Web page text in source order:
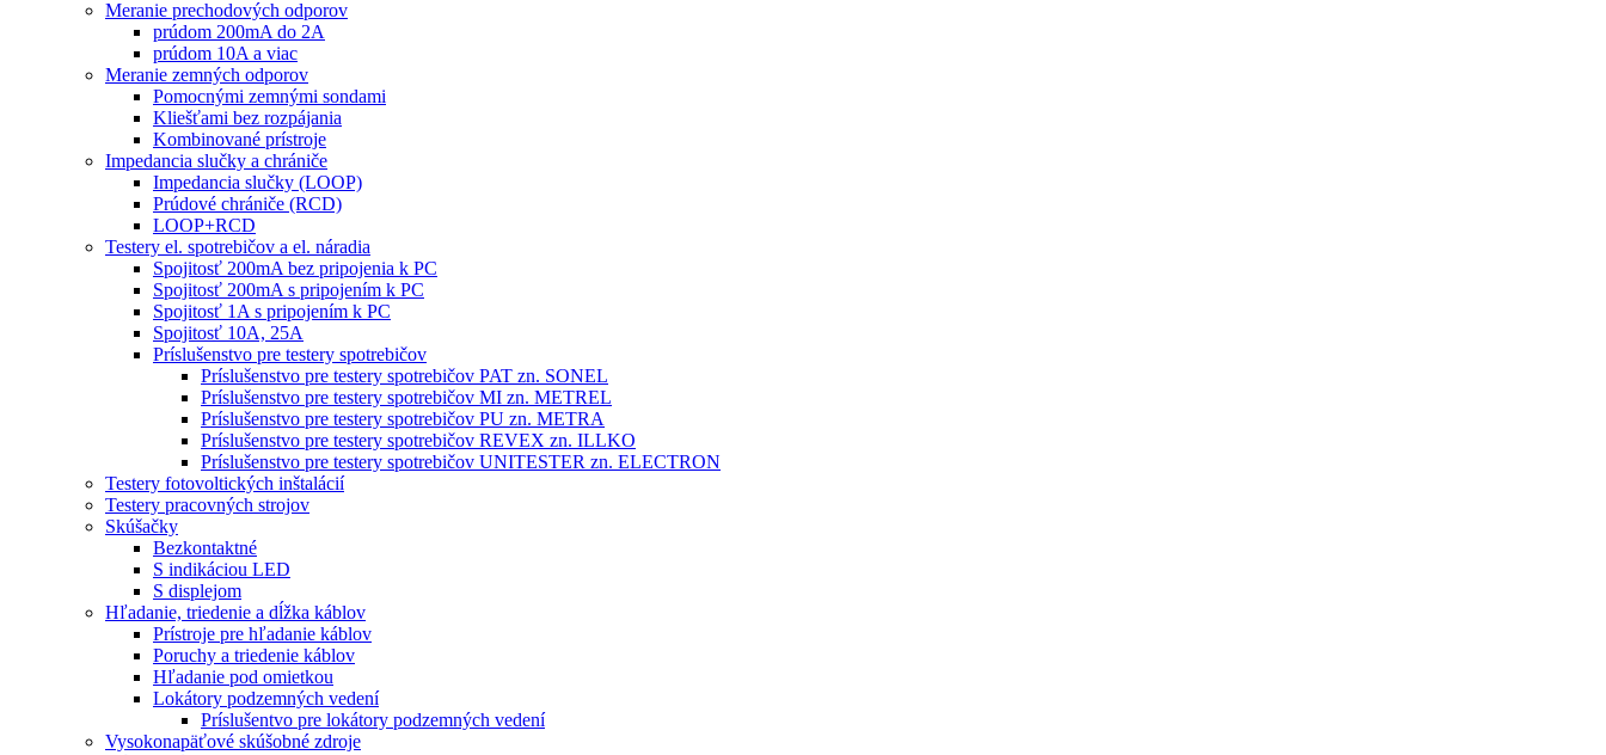
Meranie prechodových odporov
prúdom 200mA do 2A
prúdom 10A a viac
Meranie zemných odporov
Pomocnými zemnými sondami
Kliešťami bez rozpájania
Kombinované prístroje
Impedancia slučky a chrániče
Impedancia slučky (LOOP)
Prúdové chrániče (RCD)
LOOP+RCD
Testery el. spotrebičov a el. náradia
Spojitosť 200mA bez pripojenia k PC
Spojitosť 200mA s pripojením k PC
Spojitosť 1A s pripojením k PC
Spojitosť 10A, 25A
Príslušenstvo pre testery spotrebičov
Príslušenstvo pre testery spotrebičov PAT zn. SONEL
Príslušenstvo pre testery spotrebičov MI zn. METREL
Príslušenstvo pre testery spotrebičov PU zn. METRA
Príslušenstvo pre testery spotrebičov REVEX zn. ILLKO
Príslušenstvo pre testery spotrebičov UNITESTER zn. ELECTRON
Testery fotovoltických inštalácií
Testery pracovných strojov
Skúšačky
Bezkontaktné
S indikáciou LED
S displejom
Hľadanie, triedenie a dĺžka káblov
Prístroje pre hľadanie káblov
Poruchy a triedenie káblov
Hľadanie pod omietkou
Lokátory podzemných vedení
Príslušentvo pre lokátory podzemných vedení
Vysokonapäťové skúšobné zdroje